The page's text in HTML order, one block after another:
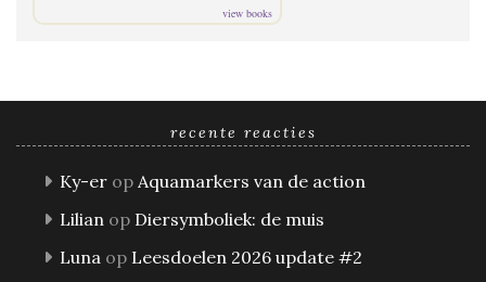
view books
recente reacties
Ky-er op Aquamarkers van de action
Lilian op Diersymboliek: de muis
Luna op Leesdoelen 2026 update #2